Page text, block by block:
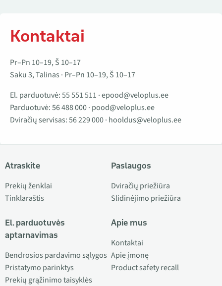
Kontaktai
Pr–Pn 10–19, Š 10–17
Saku 3, Talinas · Pr–Pn 10–19, Š 10–17
El. parduotuvė:55 551 511 ·epood@veloplus.ee
Parduotuvė:56 488 000· pood@veloplus.ee
Dviračių servisas:56 229 000· hooldus@veloplus.ee
Atraskite
Prekių ženklai
Tinklaraštis
El. parduotuvės
aptarnavimas
Bendrosios pardavimo sąlygos
Pristatymo parinktys
Prekių grąžinimo taisyklės
Paslaugos
Dviračių priežiūra
Slidinėjimo priežiūra
Apie mus
Kontaktai
Apie įmonę
Product safety recall